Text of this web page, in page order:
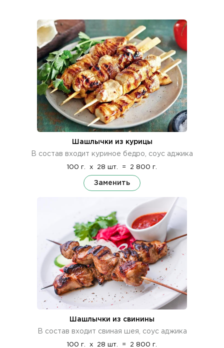
Шашлычки из курицы
В состав входит куриное бедро, соус аджика
100 г. x 28 шт. = 2 800 г.
Заменить
Шашлычки из свинины
В состав входит свиная шея, соус аджика
100 г. x 28 шт. = 2 800 г.